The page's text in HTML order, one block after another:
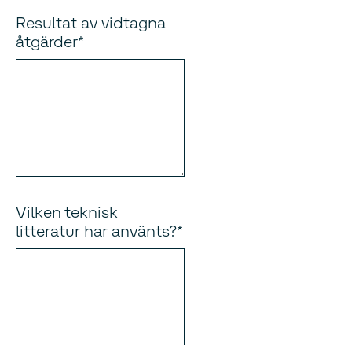
Resultat av vidtagna
åtgärder
Vilken teknisk
litteratur har använts?